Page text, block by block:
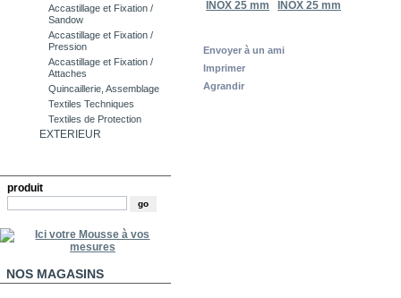
Accastillage et Fixation /
Sandow
Accastillage et Fixation /
Pression
Accastillage et Fixation /
Attaches
Quincaillerie, Assemblage
Textiles Techniques
Textiles de Protection
EXTERIEUR
produit
NOS MAGASINS
Envoyer à un ami
Imprimer
Agrandir